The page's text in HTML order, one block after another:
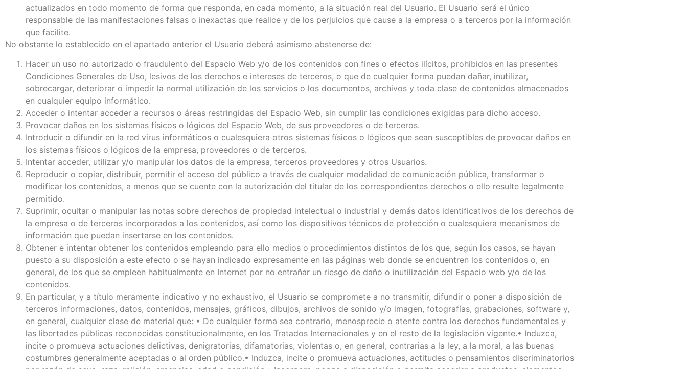
actualizados en todo momento de forma que responda, en cada momento, a la situación real del Usuario. El Usuario será el único
responsable de las manifestaciones falsas o inexactas que realice y de los perjuicios que cause a la empresa o a terceros por la información
que facilite.
No obstante lo establecido en el apartado anterior el Usuario deberá asimismo abstenerse de:
Hacer un uso no autorizado o fraudulento del Espacio Web y/o de los contenidos con fines o efectos ilícitos, prohibidos en las presentes
Condiciones Generales de Uso, lesivos de los derechos e intereses de terceros, o que de cualquier forma puedan dañar, inutilizar,
sobrecargar, deteriorar o impedir la normal utilización de los servicios o los documentos, archivos y toda clase de contenidos almacenados
en cualquier equipo informático.
Acceder o intentar acceder a recursos o áreas restringidas del Espacio Web, sin cumplir las condiciones exigidas para dicho acceso.
Provocar daños en los sistemas físicos o lógicos del Espacio Web, de sus proveedores o de terceros.
Introducir o difundir en la red virus informáticos o cualesquiera otros sistemas físicos o lógicos que sean susceptibles de provocar daños en
los sistemas físicos o lógicos de la empresa, proveedores o de terceros.
Intentar acceder, utilizar y/o manipular los datos de la empresa, terceros proveedores y otros Usuarios.
Reproducir o copiar, distribuir, permitir el acceso del público a través de cualquier modalidad de comunicación pública, transformar o
modificar los contenidos, a menos que se cuente con la autorización del titular de los correspondientes derechos o ello resulte legalmente
permitido.
Suprimir, ocultar o manipular las notas sobre derechos de propiedad intelectual o industrial y demás datos identificativos de los derechos de
la empresa o de terceros incorporados a los contenidos, así como los dispositivos técnicos de protección o cualesquiera mecanismos de
información que puedan insertarse en los contenidos.
Obtener e intentar obtener los contenidos empleando para ello medios o procedimientos distintos de los que, según los casos, se hayan
puesto a su disposición a este efecto o se hayan indicado expresamente en las páginas web donde se encuentren los contenidos o, en
general, de los que se empleen habitualmente en Internet por no entrañar un riesgo de daño o inutilización del Espacio web y/o de los
contenidos.
En particular, y a título meramente indicativo y no exhaustivo, el Usuario se compromete a no transmitir, difundir o poner a disposición de
terceros informaciones, datos, contenidos, mensajes, gráficos, dibujos, archivos de sonido y/o imagen, fotografías, grabaciones, software y,
en general, cualquier clase de material que: • De cualquier forma sea contrario, menosprecie o atente contra los derechos fundamentales y
las libertades públicas reconocidas constitucionalmente, en los Tratados Internacionales y en el resto de la legislación vigente.• Induzca,
incite o promueva actuaciones delictivas, denigratorias, difamatorias, violentas o, en general, contrarias a la ley, a la moral, a las buenas
costumbres generalmente aceptadas o al orden público.• Induzca, incite o promueva actuaciones, actitudes o pensamientos discriminatorios